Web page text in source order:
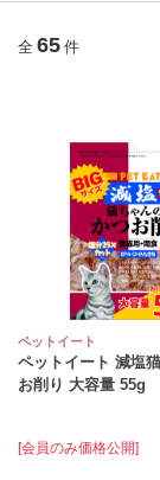
全 65 件
ペットイート
ペットイート 減塩
お削り 大容量 55g
[会員のみ価格公開]